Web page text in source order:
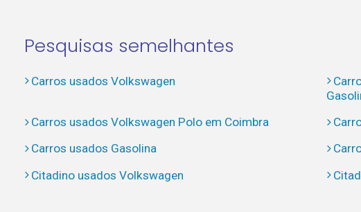
Pesquisas semelhantes
Carros usados Volkswagen
Carros usados Volkswagen Polo em Coimbra
Carros usados Gasolina
Citadino usados Volkswagen